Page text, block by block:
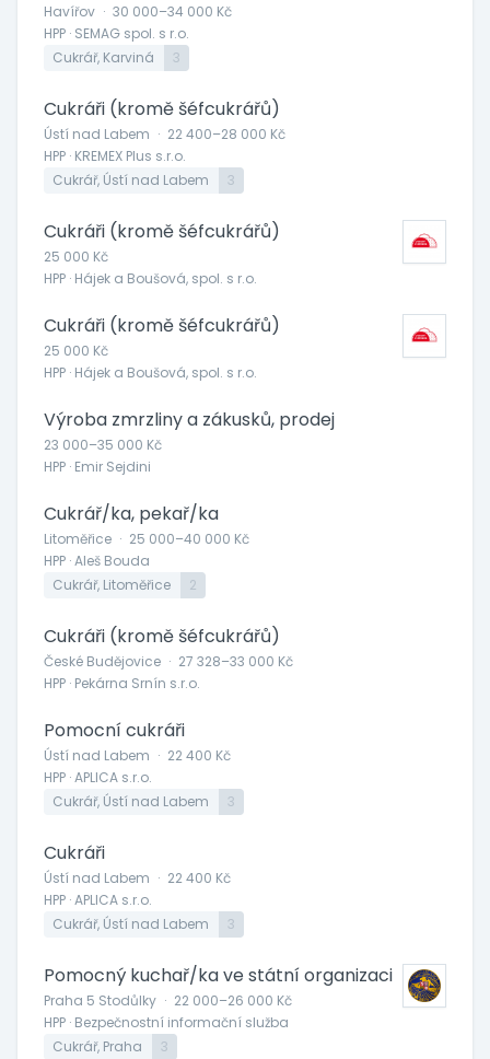
Havířov · 30 000–34 000 Kč
HPP · SEMAG spol. s r.o.
Cukrář, Karviná
3
Cukráři (kromě šéfcukrářů)
Ústí nad Labem · 22 400–28 000 Kč
HPP · KREMEX Plus s.r.o.
Cukrář, Ústí nad Labem
3
Cukráři (kromě šéfcukrářů)
25 000 Kč
HPP · Hájek a Boušová, spol. s r.o.
Cukráři (kromě šéfcukrářů)
25 000 Kč
HPP · Hájek a Boušová, spol. s r.o.
Výroba zmrzliny a zákusků, prodej
23 000–35 000 Kč
HPP · Emir Sejdini
Cukrář/ka, pekař/ka
Litoměřice · 25 000–40 000 Kč
HPP · Aleš Bouda
Cukrář, Litoměřice
2
Cukráři (kromě šéfcukrářů)
České Budějovice · 27 328–33 000 Kč
HPP · Pekárna Srnín s.r.o.
Pomocní cukráři
Ústí nad Labem · 22 400 Kč
HPP · APLICA s.r.o.
Cukrář, Ústí nad Labem
3
Cukráři
Ústí nad Labem · 22 400 Kč
HPP · APLICA s.r.o.
Cukrář, Ústí nad Labem
3
Pomocný kuchař/ka ve státní organizaci
Praha 5 Stodůlky · 22 000–26 000 Kč
HPP · Bezpečnostní informační služba
Cukrář, Praha
3